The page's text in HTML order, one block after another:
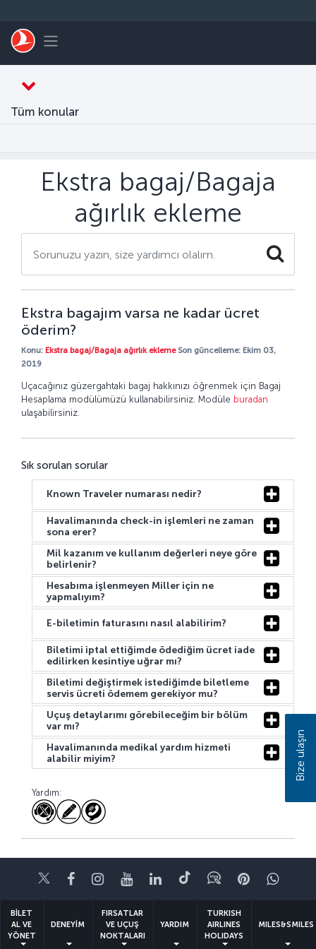
Toggle navigation
Tüm konular
Ekstra bagaj/Bagaja
ağırlık ekleme
Search
Ekstra bagajım varsa ne kadar ücret
öderim?
Konu: Ekstra bagaj/Bagaja ağırlık eklemeSon güncelleme: Ekim 03,
2019
Uçacağınız güzergahtaki bagaj hakkınızı öğrenmek için Bagaj
Hesaplama modülümüzü kullanabilirsiniz. Modüle buradan
ulaşabilirsiniz.
Sık sorulan sorular
Known Traveler numarası nedir?
Havalimanında check-in işlemleri ne zaman
sona erer?
Mil kazanım ve kullanım değerleri neye göre
belirlenir?
Hesabıma işlenmeyen Miller için ne
yapmalıyım?
E-biletimin faturasını nasıl alabilirim?
Biletimi iptal ettiğimde ödediğim ücret iade
edilirken kesintiye uğrar mı?
Biletimi değiştirmek istediğimde biletleme
servis ücreti ödemem gerekiyor mu?
Uçuş detaylarımı görebileceğim bir bölüm
var mı?
Havalimanında medikal yardım hizmeti
alabilir miyim?
Yardım:
TwitterFacebookInstagram
YoutubeLinkedIn
TiktokBlogPinterest
BİLET
AL VE
YÖNET
DENEYİM
FIRSATLAR
VE UÇUŞ
NOKTALARI
YARDIM
TURKISH
AIRLINES
HOLIDAYS
MILES&SMILES
Bize ulaşın